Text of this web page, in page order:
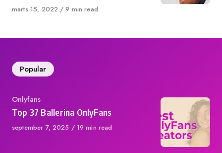
Published
marts 15, 2022 9 min read
Popular
Category
Onlyfans
Top 37 Ballerina OnlyFans
Published
september 7, 2025 19 min read